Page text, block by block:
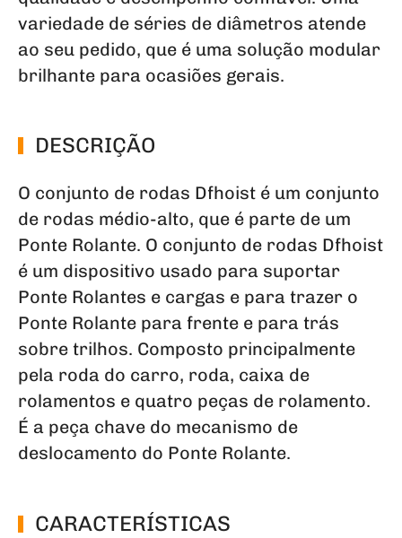
variedade de séries de diâmetros atende
ao seu pedido, que é uma solução modular
brilhante para ocasiões gerais.
DESCRIÇÃO
O conjunto de rodas Dfhoist é um conjunto
de rodas médio-alto, que é parte de um
Ponte Rolante. O conjunto de rodas Dfhoist
é um dispositivo usado para suportar
Ponte Rolantes e cargas e para trazer o
Ponte Rolante para frente e para trás
sobre trilhos. Composto principalmente
pela roda do carro, roda, caixa de
rolamentos e quatro peças de rolamento.
É a peça chave do mecanismo de
deslocamento do Ponte Rolante.
CARACTERÍSTICAS